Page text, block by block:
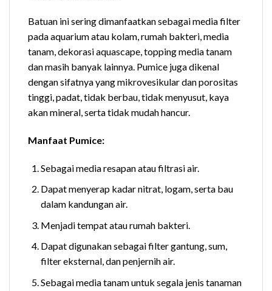
Batuan ini sering dimanfaatkan sebagai media filter
pada aquarium atau kolam, rumah bakteri, media
tanam, dekorasi aquascape, topping media tanam
dan masih banyak lainnya. Pumice juga dikenal
dengan sifatnya yang mikrovesikular dan porositas
tinggi, padat, tidak berbau, tidak menyusut, kaya
akan mineral, serta tidak mudah hancur.
Manfaat Pumice:
Sebagai media resapan atau filtrasi air.
Dapat menyerap kadar nitrat, logam, serta bau
dalam kandungan air.
Menjadi tempat atau rumah bakteri.
Dapat digunakan sebagai filter gantung, sum,
filter eksternal, dan penjernih air.
Sebagai media tanam untuk segala jenis tanaman